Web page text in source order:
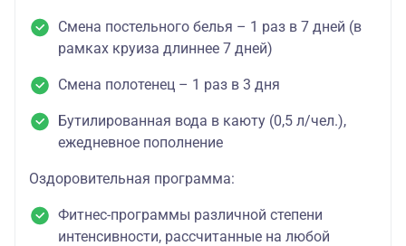
Смена постельного белья – 1 раз в 7 дней (в
рамках круиза длиннее 7 дней)
Смена полотенец – 1 раз в 3 дня
Бутилированная вода в каюту (0,5 л/чел.),
ежедневное пополнение
Оздоровительная программа:
Фитнес-программы различной степени
интенсивности, рассчитанные на любой